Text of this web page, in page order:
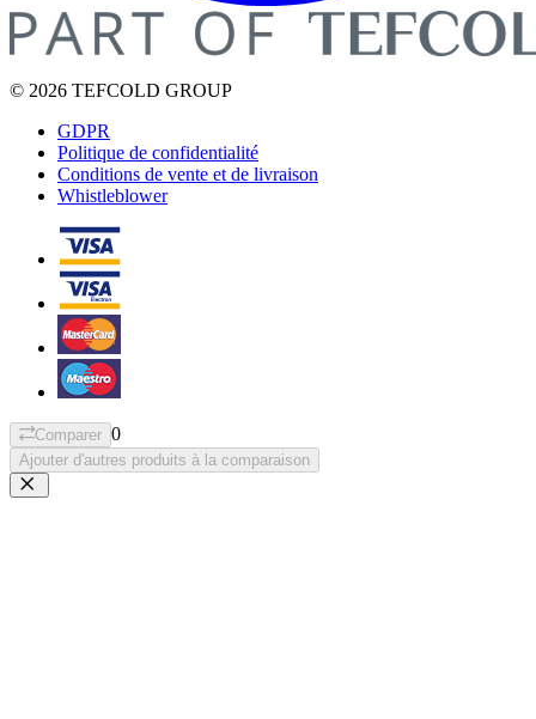
© 2026 TEFCOLD GROUP
GDPR
Politique de confidentialité
Conditions de vente et de livraison
Whistleblower
Comparer 0
Ajouter d'autres produits à la comparaison